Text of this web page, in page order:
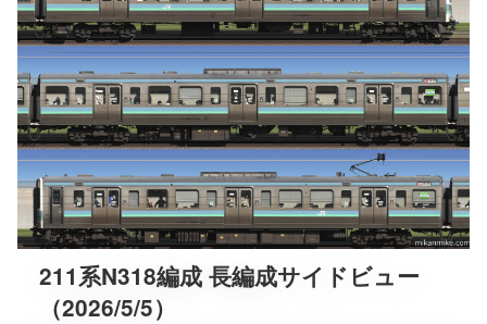
211系N318編成 長編成サイドビュー
（2026/5/5）